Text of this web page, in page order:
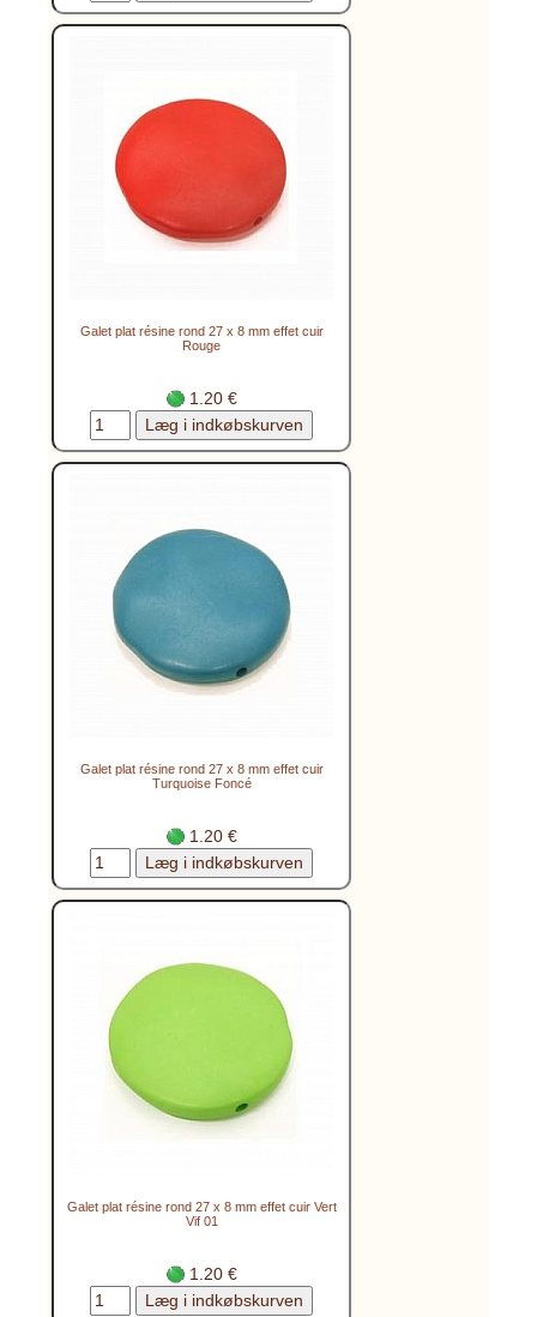
Galet plat résine rond 27 x 8 mm effet cuir
Rouge
1.20 €
Galet plat résine rond 27 x 8 mm effet cuir
Turquoise Foncé
1.20 €
Galet plat résine rond 27 x 8 mm effet cuir Vert
Vif 01
1.20 €